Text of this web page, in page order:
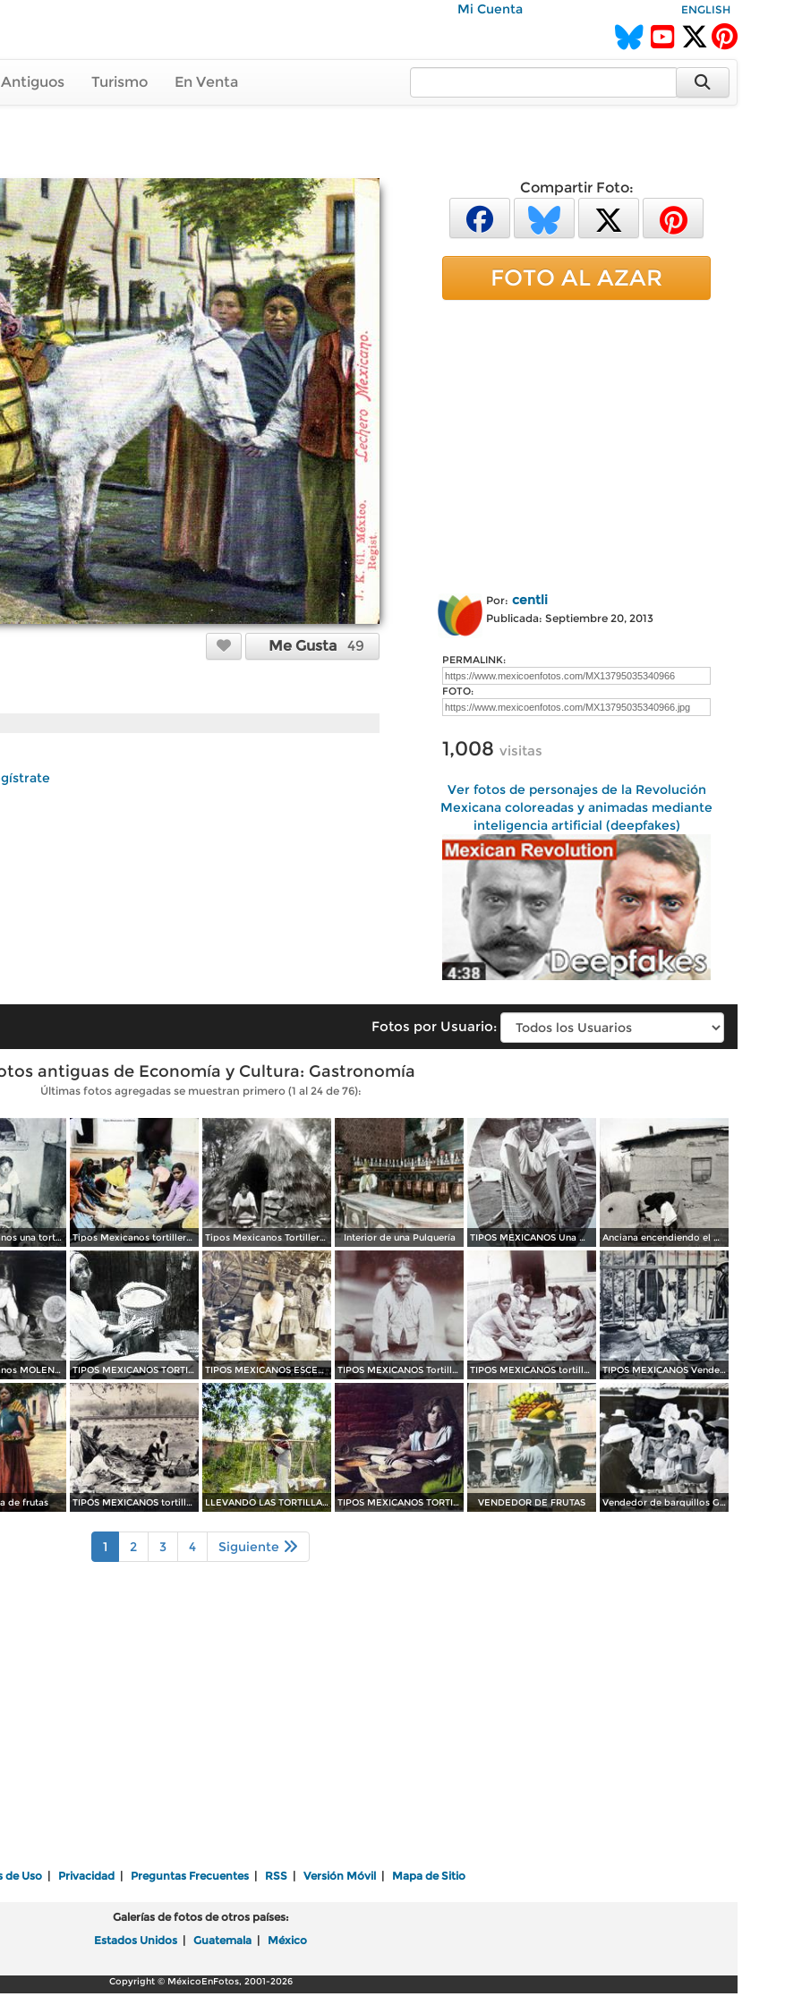
Mi Cuenta ENGLISH
Turismo En Venta
Me Gusta 49
Compartir Foto:
FOTO AL AZAR
Por: centli
Publicada: Septiembre 20, 2013
PERMALINK:
FOTO:
1,008 visitas
Ver fotos de personajes de la Revolución
Mexicana coloreadas y animadas mediante
inteligencia artificial (deepfakes)
Fotos por Usuario:
antiguas de Economía y Cultura: Gastronomía
Últimas fotos agregadas se muestran primero (1 al 24 de 76):
Tipos Mexicanos una tortillera. Tipos Mexicanos tortilleras. Tipos Mexicanos Tortillera . Interior de una Pulquería TIPOS MEXICANOS Una Moledora de Chiles Anciana encendiendo el Horno
Tipos mexicanos MOLENDERA TIPOS MEXICANOS TORTILLERA por el fotografo MANUEL CARRILLO TIPOS MEXICANOS ESCENA MOLIENDO NIXTAMAL TIPOS MEXICANOS Tortillera Mexico D F TIPOS MEXICANOS tortilleras Mexico D F TIPOS MEXICANOS Vendedora de Tortillas
de frutas TIPOS MEXICANOS tortilleras LLEVANDO LAS TORTILLAS TIPOS MEXICANOS TIPOS MEXICANOS TORTILLERA VENDEDOR DE FRUTAS Vendedor de barquillos Guadalajara Jalisco
1 2 3 4 Siguiente
de Uso Privacidad Preguntas Frecuentes RSS Versión Móvil Mapa de Sitio
Galerías de fotos de otros países:
Estados Unidos
Guatemala México
Copyright © MéxicoEnFotos, 2001-2026